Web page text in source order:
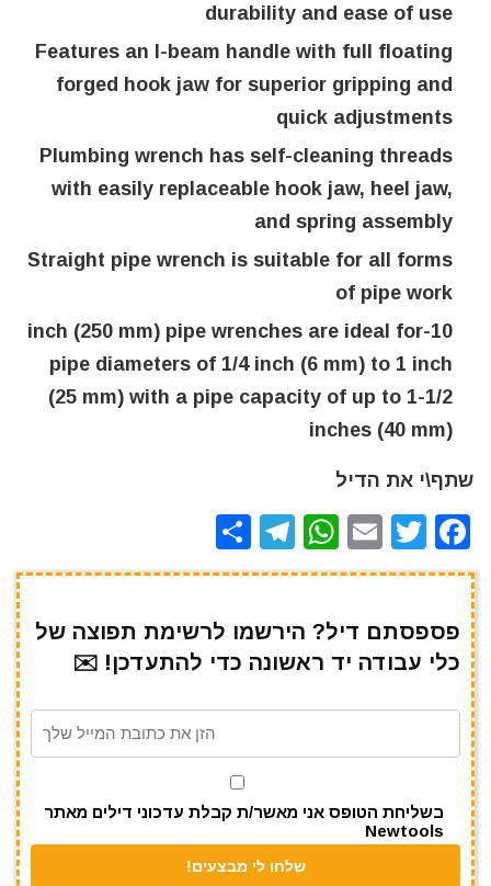
durability and ease of use
Features an I-beam handle with full floating
forged hook jaw for superior gripping and
quick adjustments
Plumbing wrench has self-cleaning threads
with easily replaceable hook jaw, heel jaw,
and spring assembly
Straight pipe wrench is suitable for all forms
of pipe work
10-inch (250 mm) pipe wrenches are ideal for
pipe diameters of 1/4 inch (6 mm) to 1 inch
(25 mm) with a pipe capacity of up to 1-1/2
inches (40 mm)
שתף\י את הדיל
F
a
e
b
o
T
w
te
r
E
m
l
W
h
s
A
p
T
el
gr
a
m
h
e
פספסתם דיל? הירשמו לרשימת תפוצה של
כלי עבודה יד ראשונה כדי להתעדכן! ✉️
בשליחת הטופס אני מאשר/ת קבלת עדכוני דילים מאתר
Newtools